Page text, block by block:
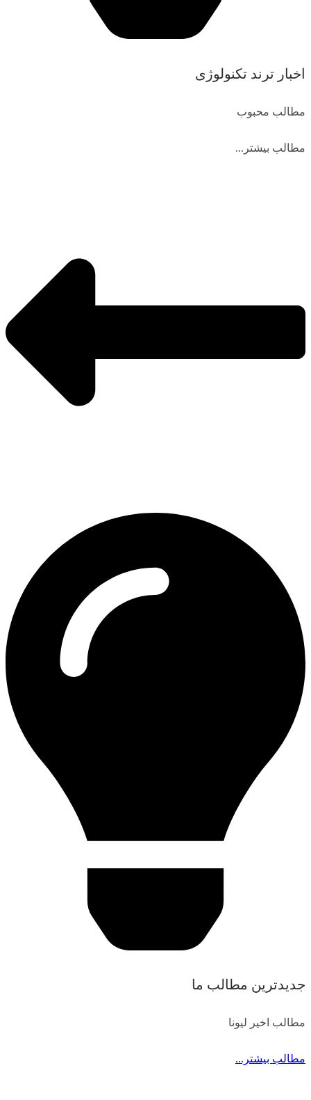
اخبار ترند تکنولوژی
مطالب محبوب
مطالب بیشتر...
جدیدترین مطالب ما
مطالب اخیر لیونا
مطالب بیشتر...